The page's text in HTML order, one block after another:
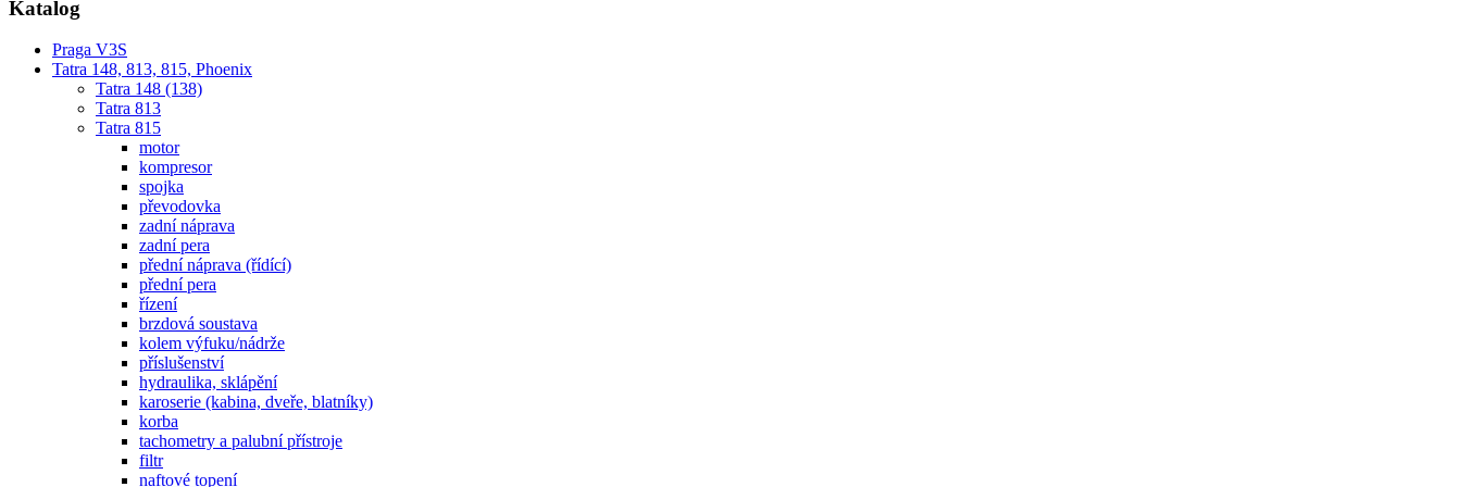
Katalog
Praga V3S
Tatra 148, 813, 815, Phoenix
Tatra 148 (138)
Tatra 813
Tatra 815
motor
kompresor
spojka
převodovka
zadní náprava
zadní pera
přední náprava (řídící)
přední pera
řízení
brzdová soustava
kolem výfuku/nádrže
příslušenství
hydraulika, sklápění
karoserie (kabina, dveře, blatníky)
korba
tachometry a palubní přístroje
filtr
naftové topení